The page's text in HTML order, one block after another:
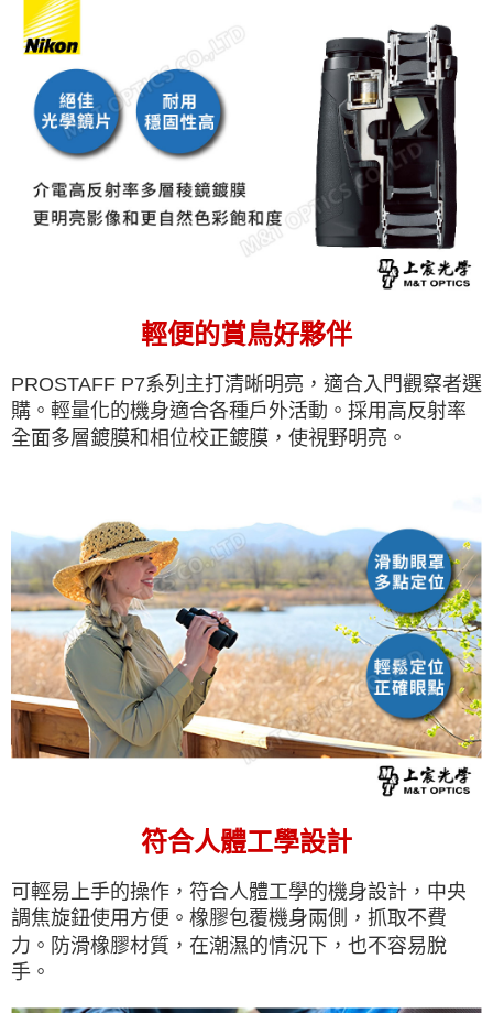
輕便的賞鳥好夥伴
PROSTAFF P7系列主打清晰明亮，適合入門觀察者選
購。輕量化的機身適合各種戶外活動。採用高反射率
全面多層鍍膜和相位校正鍍膜，使視野明亮。
符合人體工學設計
可輕易上手的操作，符合人體工學的機身設計，中央
調焦旋鈕使用方便。橡膠包覆機身兩側，抓取不費
力。防滑橡膠材質，在潮濕的情況下，也不容易脫
手。